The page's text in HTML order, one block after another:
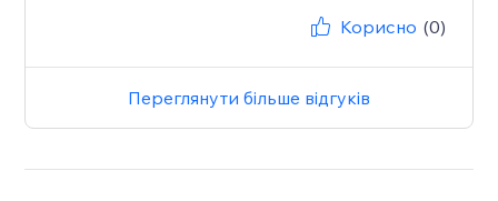
Корисно (0)
Переглянути більше відгуків